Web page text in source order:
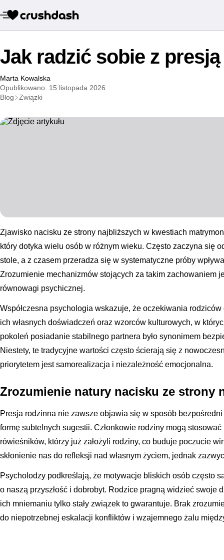
Jak radzić sobie z
Marta Kowalska
Opublikowano: 15 listopada 2026
Blog
Związki
Zjawisko nacisku ze strony najbliższych w kwestiach
który dotyka wielu osób w różnym wieku. Często zaczyna się
stole, a z czasem przeradza się w systematyczne próby
Zrozumienie mechanizmów stojących za takim zachowaniem
równowagi psychicznej.
Współczesna psychologia wskazuje, że oczekiwania
ich własnych doświadczeń oraz wzorców kulturowych, w
pokoleń posiadanie stabilnego partnera było synonimem
Niestety, te tradycyjne wartości często ścierają się z
priorytetem jest samorealizacja i niezależność emocjonalna.
Zrozumienie natury nacisku ze strony
Presja rodzinna nie zawsze objawia się w sposób
formę subtelnych sugestii. Członkowie rodziny mogą
rówieśników, którzy już założyli rodziny, co buduje poczucie
skłonienie nas do refleksji nad własnym życiem, jednak
Psycholodzy podkreślają, że motywacje bliskich osób często
o naszą przyszłość i dobrobyt. Rodzice pragną widzieć swoje
ich mniemaniu tylko stały związek to gwarantuje. Brak
do niepotrzebnej eskalacji konfliktów i wzajemnego żalu